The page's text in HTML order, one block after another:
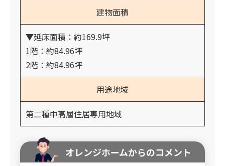
建物面積
▼延床面積：約169.9坪
1階：約84.96坪
2階：約84.96坪
用途地域
第二種中高層住居専用地域
オレンジホームからのコメント